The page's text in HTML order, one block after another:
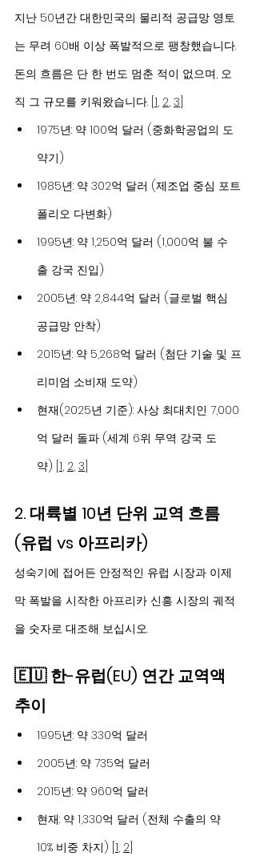
지난 50년간 대한민국의 물리적 공급망 영토
는 무려 60배 이상 폭발적으로 팽창했습니다.
돈의 흐름은 단 한 번도 멈춘 적이 없으며, 오
직 그 규모를 키워왔습니다. [1, 2, 3]
1975년: 약 100억 달러 (중화학공업의 도
약기)
1985년: 약 302억 달러 (제조업 중심 포트
폴리오 다변화)
1995년: 약 1,250억 달러 (1,000억 불 수
출 강국 진입)
2005년: 약 2,844억 달러 (글로벌 핵심
공급망 안착)
2015년: 약 5,268억 달러 (첨단 기술 및 프
리미엄 소비재 도약)
현재(2025년 기준): 사상 최대치인 7,000
억 달러 돌파 (세계 6위 무역 강국 도
약) [1, 2, 3]
2. 대륙별 10년 단위 교역 흐름
(유럽 vs 아프리카)
성숙기에 접어든 안정적인 유럽 시장과 이제
막 폭발을 시작한 아프리카 신흥 시장의 궤적
을 숫자로 대조해 보십시오.
🇪🇺 한-유럽(EU) 연간 교역액
추이
1995년: 약 330억 달러
2005년: 약 735억 달러
2015년: 약 960억 달러
현재: 약 1,330억 달러 (전체 수출의 약
10% 비중 차지) [1, 2]